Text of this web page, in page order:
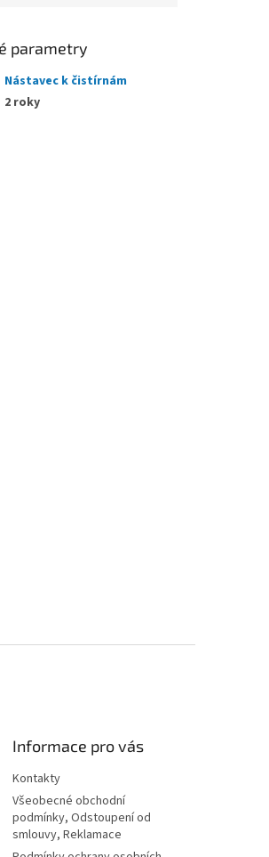
parametry
Nástavec k čistírnám
2 roky
Informace pro vás
Kontakty
Všeobecné obchodní
podmínky, Odstoupení od
smlouvy, Reklamace